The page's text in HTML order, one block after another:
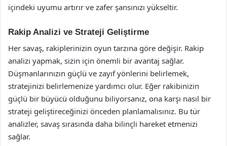
içindeki uyumu artırır ve zafer şansınızı yükseltir.
Rakip Analizi ve Strateji Geliştirme
Her savaş, rakiplerinizin oyun tarzına göre değişir. Rakip
analizi yapmak, sizin için önemli bir avantaj sağlar.
Düşmanlarınızın güçlü ve zayıf yönlerini belirlemek,
stratejinizi belirlemenize yardımcı olur. Eğer rakibinizin
güçlü bir büyücü olduğunu biliyorsanız, ona karşı nasıl bir
strateji geliştireceğinizi önceden planlamalısınız. Bu tür
analizler, savaş sırasında daha bilinçli hareket etmenizi
sağlar.